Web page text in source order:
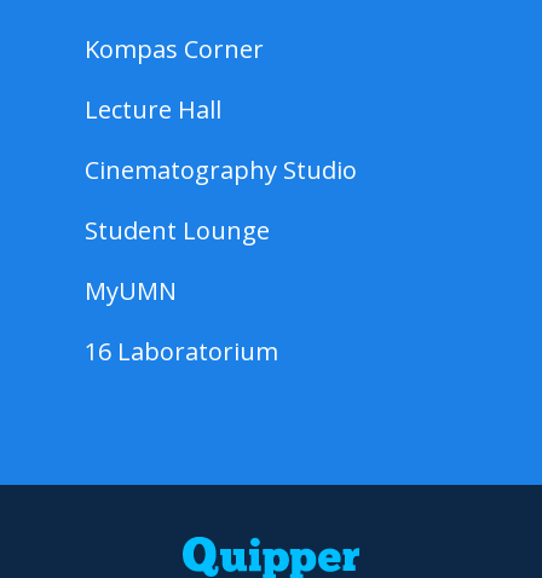
Kompas Corner
Lecture Hall
Cinematography Studio
Student Lounge
MyUMN
16 Laboratorium